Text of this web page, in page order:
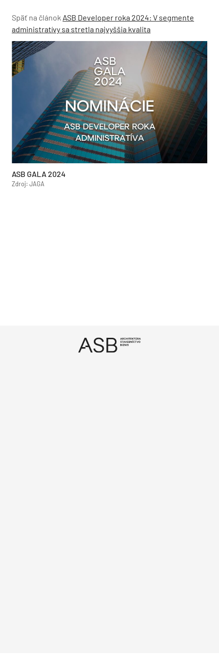
Späť na článok ASB Developer roka 2024: V segmente
administratívy sa stretla najvyššia kvalita
ASB GALA 2024
Zdroj: JAGA